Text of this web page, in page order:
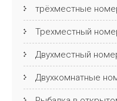
трёхместные
Трехместный
Двухместный
Двухкомнатные